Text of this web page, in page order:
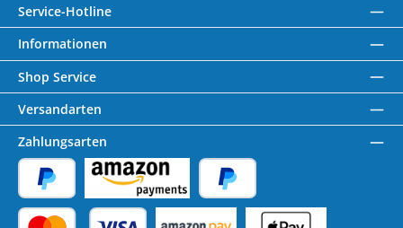
Service-Hotline
Informationen
Shop Service
Versandarten
Zahlungsarten
PayPal Amazon Pay Später Bezahlen